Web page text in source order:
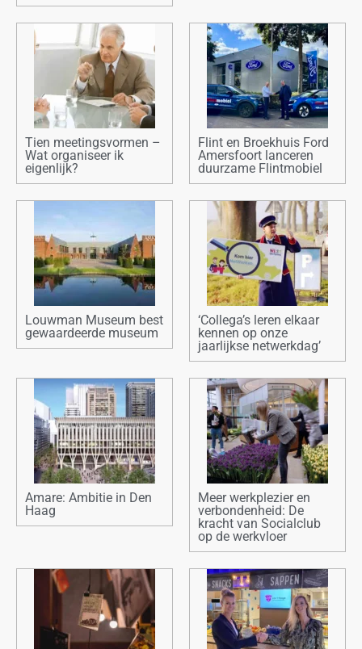
Tien meetingsvormen –
Wat organiseer ik
eigenlijk?
Flint en Broekhuis Ford
Amersfoort lanceren
duurzame Flintmobiel
Louwman Museum best
gewaardeerde museum
‘Collega’s leren elkaar
kennen op onze
jaarlijkse netwerkdag’
Amare: Ambitie in Den
Haag
Meer werkplezier en
verbondenheid: De
kracht van Socialclub
op de werkvloer